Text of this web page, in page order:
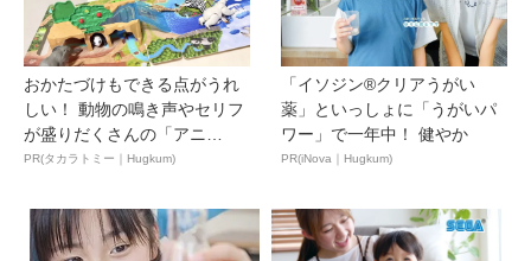
おかたづけもできる点がうれ
しい！ 動物の鳴き声やセリフ
が盛りだくさんの「アニ
ア ...
PR(タカラトミー｜Hugkum)
「イソジン®クリアうがい
薬」といっしょに「うがいパ
ワー」で一年中！ 健やか
PR(iNova｜Hugkum)